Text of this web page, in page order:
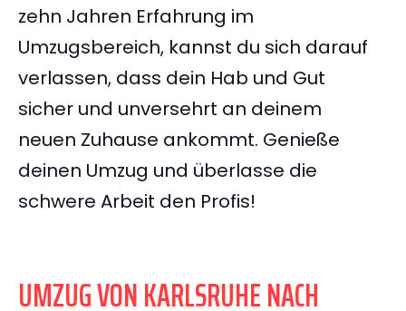
zehn Jahren Erfahrung im
Umzugsbereich, kannst du sich darauf
verlassen, dass dein Hab und Gut
sicher und unversehrt an deinem
neuen Zuhause ankommt. Genieße
deinen Umzug und überlasse die
schwere Arbeit den Profis!
UMZUG VON KARLSRUHE NACH